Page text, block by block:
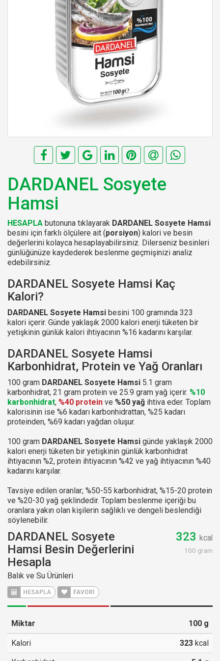
DARDANEL Sosyete
Hamsi
HESAPLA butonuna tıklayarak DARDANEL Sosyete Hamsi
besini için farklı ölçülere ait (porsiyon) kalori ve besin
değerlerini kolayca hesaplayabilirsiniz. Dilerseniz besinleri
günlüğünüze kaydederek beslenme geçmişinizi analiz
edebilirsiniz.
DARDANEL Sosyete Hamsi Kaç
Kalori?
DARDANEL Sosyete Hamsi besini 100 gramında 323
kalori içerir. Günde yaklaşık 2000 kalori enerji tüketen bir
yetişkinin günlük kalori ihtiyacının %16 kadarını karşılar.
DARDANEL Sosyete Hamsi
Karbonhidrat, Protein ve Yağ Oranları
100 gram DARDANEL Sosyete Hamsi 5.1 gram
karbonhidrat, 21 gram protein ve 25.9 gram yağ içerir. %10
karbonhidrat, %40 protein ve %50 yağ ihtiva eder. Toplam
kalorisinin ise %6 kadarı karbonhidrattan, %25 kadarı
proteinden, %69 kadarı yağdan oluşur.
100 gram DARDANEL Sosyete Hamsi günde yaklaşık 2000
kalori enerji tüketen bir yetişkinin günlük karbonhidrat
ihtiyacının %2, protein ihtiyacının %42 ve yağ ihtiyacının %40
kadarını karşılar.
Tavsiye edilen oranlar; %50-55 karbonhidrat, %15-20 protein
ve %20-30 yağ şeklindedir. Toplam beslenme içeriği bu
oranlara yakın olan kişilerin sağlıklı ve dengeli beslendiği
söylenebilir.
DARDANEL Sosyete
Hamsi Besin Değerlerini
Hesapla
Balık ve Su Ürünleri
HESAPLA FAVORİ
323 kcal
100 gram
Miktar 100 g
Kalori 323 kcal